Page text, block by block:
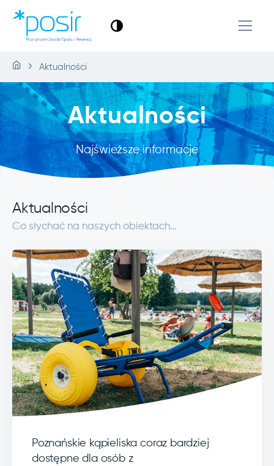
Aktualności
Aktualności
Najświeższe informacje
Aktualności
Co słychać na naszych obiektach…
Poznańskie kąpieliska coraz bardziej
dostępne dla osób z